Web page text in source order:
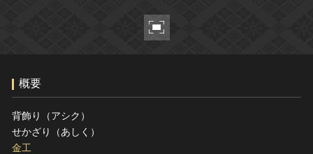
このサイトについて
サイトのご意見はこちら
文化遺産データベース
概要
背飾り（アシク）
せかざり（あしく）
金工